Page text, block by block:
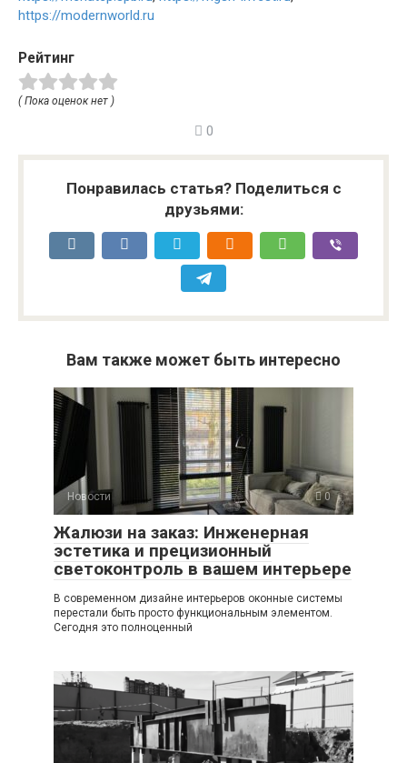
https://modernworld.ru
Рейтинг
( Пока оценок нет )
0
Понравилась статья? Поделиться с
друзьями:
Вам также может быть интересно
Новости 0
Жалюзи на заказ: Инженерная
эстетика и прецизионный
светоконтроль в вашем интерьере
В современном дизайне интерьеров оконные системы
перестали быть просто функциональным элементом.
Сегодня это полноценный